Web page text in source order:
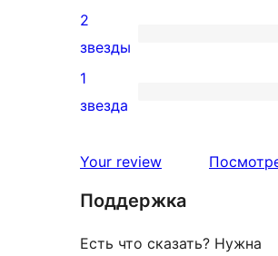
отзыв
3-
звездный
отзыв
0
2-
звездный
2
звезды
0
звездный
1
звезда
Your review
Поддержка
Есть что сказать? Нужна